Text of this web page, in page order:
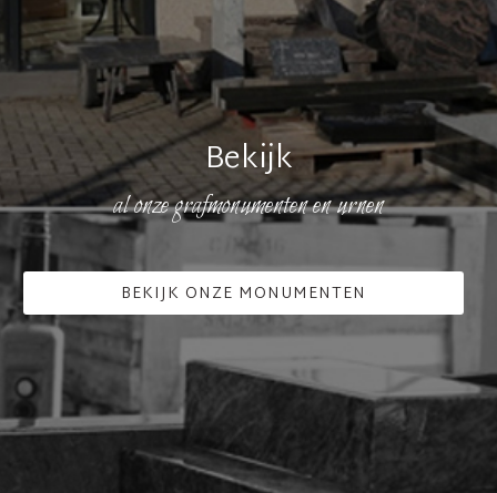
Bekijk
al onze grafmonumenten en urnen
BEKIJK ONZE MONUMENTEN